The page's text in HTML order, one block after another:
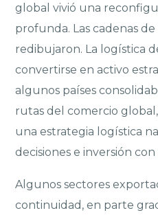
global vivió una
profunda. Las cadenas
redibujaron. La logística
convertirse en activo
algunos países
rutas del comercio
una estrategia logística
decisiones e inversión
Algunos sectores
continuidad, en parte